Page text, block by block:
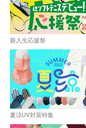
新入生応援祭
夏涼UV対策特集